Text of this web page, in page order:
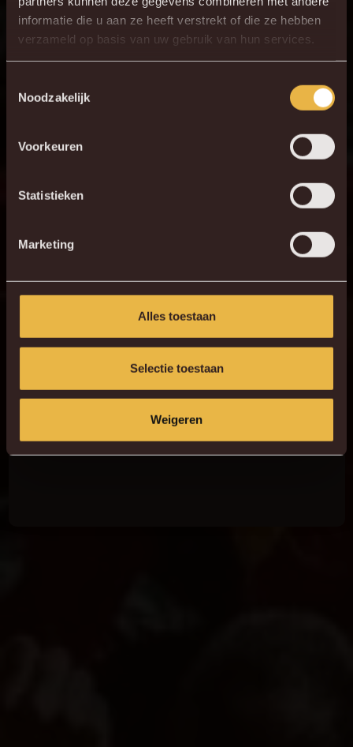
informatie die u aan ze heeft verstrekt of die ze hebben
verzameld op basis van uw gebruik van hun services.
Noodzakelijk
Voorkeuren
Statistieken
Marketing
Alles toestaan
Selectie toestaan
Weigeren